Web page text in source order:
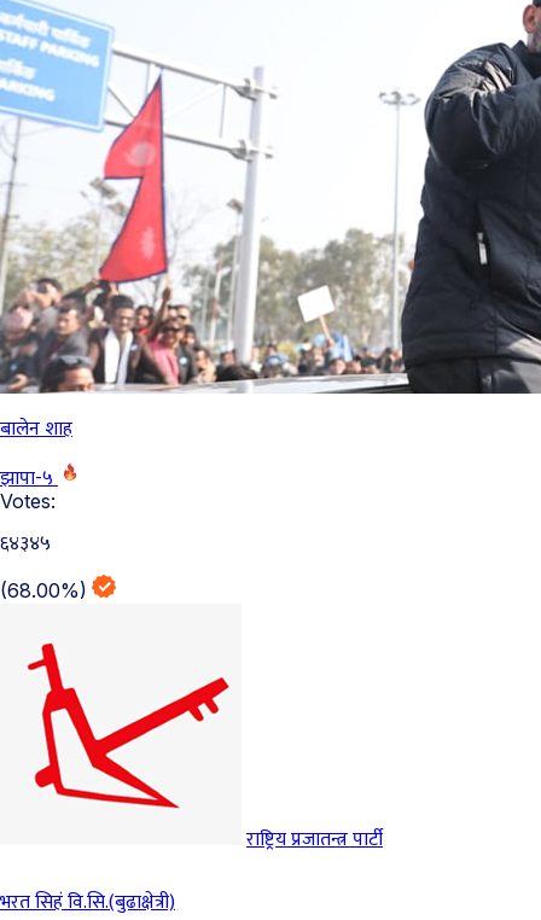
बालेन शाह
झापा-५
Votes:
६४३४५
(68.00%)
राष्ट्रिय प्रजातन्त्र पार्टी
भरत सिहं वि.सि.(बुढाक्षेत्री)